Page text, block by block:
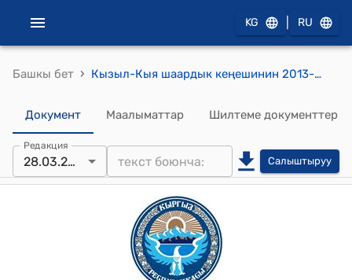
KG RU
Башкы бет › Кызыл-Кыя шаардык кеңешинин 2013-жылдын 28-мартындагы № 4/10 "Кызыл–Кыя шаарынын 2012–жылдагы жергиликтүү бюджетинин аткарылышына өзгөртүүлөрдү жана толуктоолорду киргизүү жөнүндө" токтому
Документ Маалыматтар Шилтеме документтер
Редакция
28.03.2013 Салыштыруу